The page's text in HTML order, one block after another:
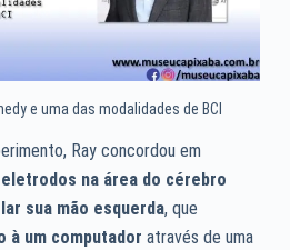
e uma das modalidades de BCI
Ray concordou em
eletrodos na área do cérebro
sua mão esquerda, que
à um computador através de uma